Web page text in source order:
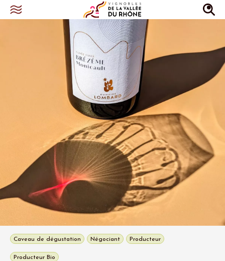
Caveau de dégustation Négociant Producteur
Producteur Bio